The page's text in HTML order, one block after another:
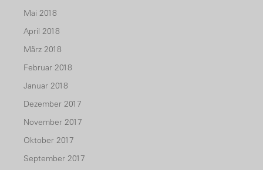
Mai 2018
April 2018
März 2018
Februar 2018
Januar 2018
Dezember 2017
November 2017
Oktober 2017
September 2017